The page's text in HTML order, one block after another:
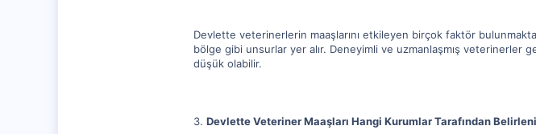
Devlette veterinerlerin maaşlarını etkileyen birçok faktör
bölge gibi unsurlar yer alır. Deneyimli ve uzmanlaşmış veterinerler
düşük olabilir.
3. Devlette Veteriner Maaşları Hangi Kurumlar Tarafından